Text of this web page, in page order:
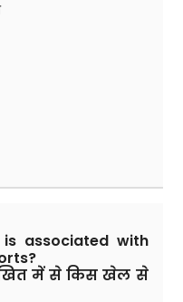
is associated with
में से किस खेल से